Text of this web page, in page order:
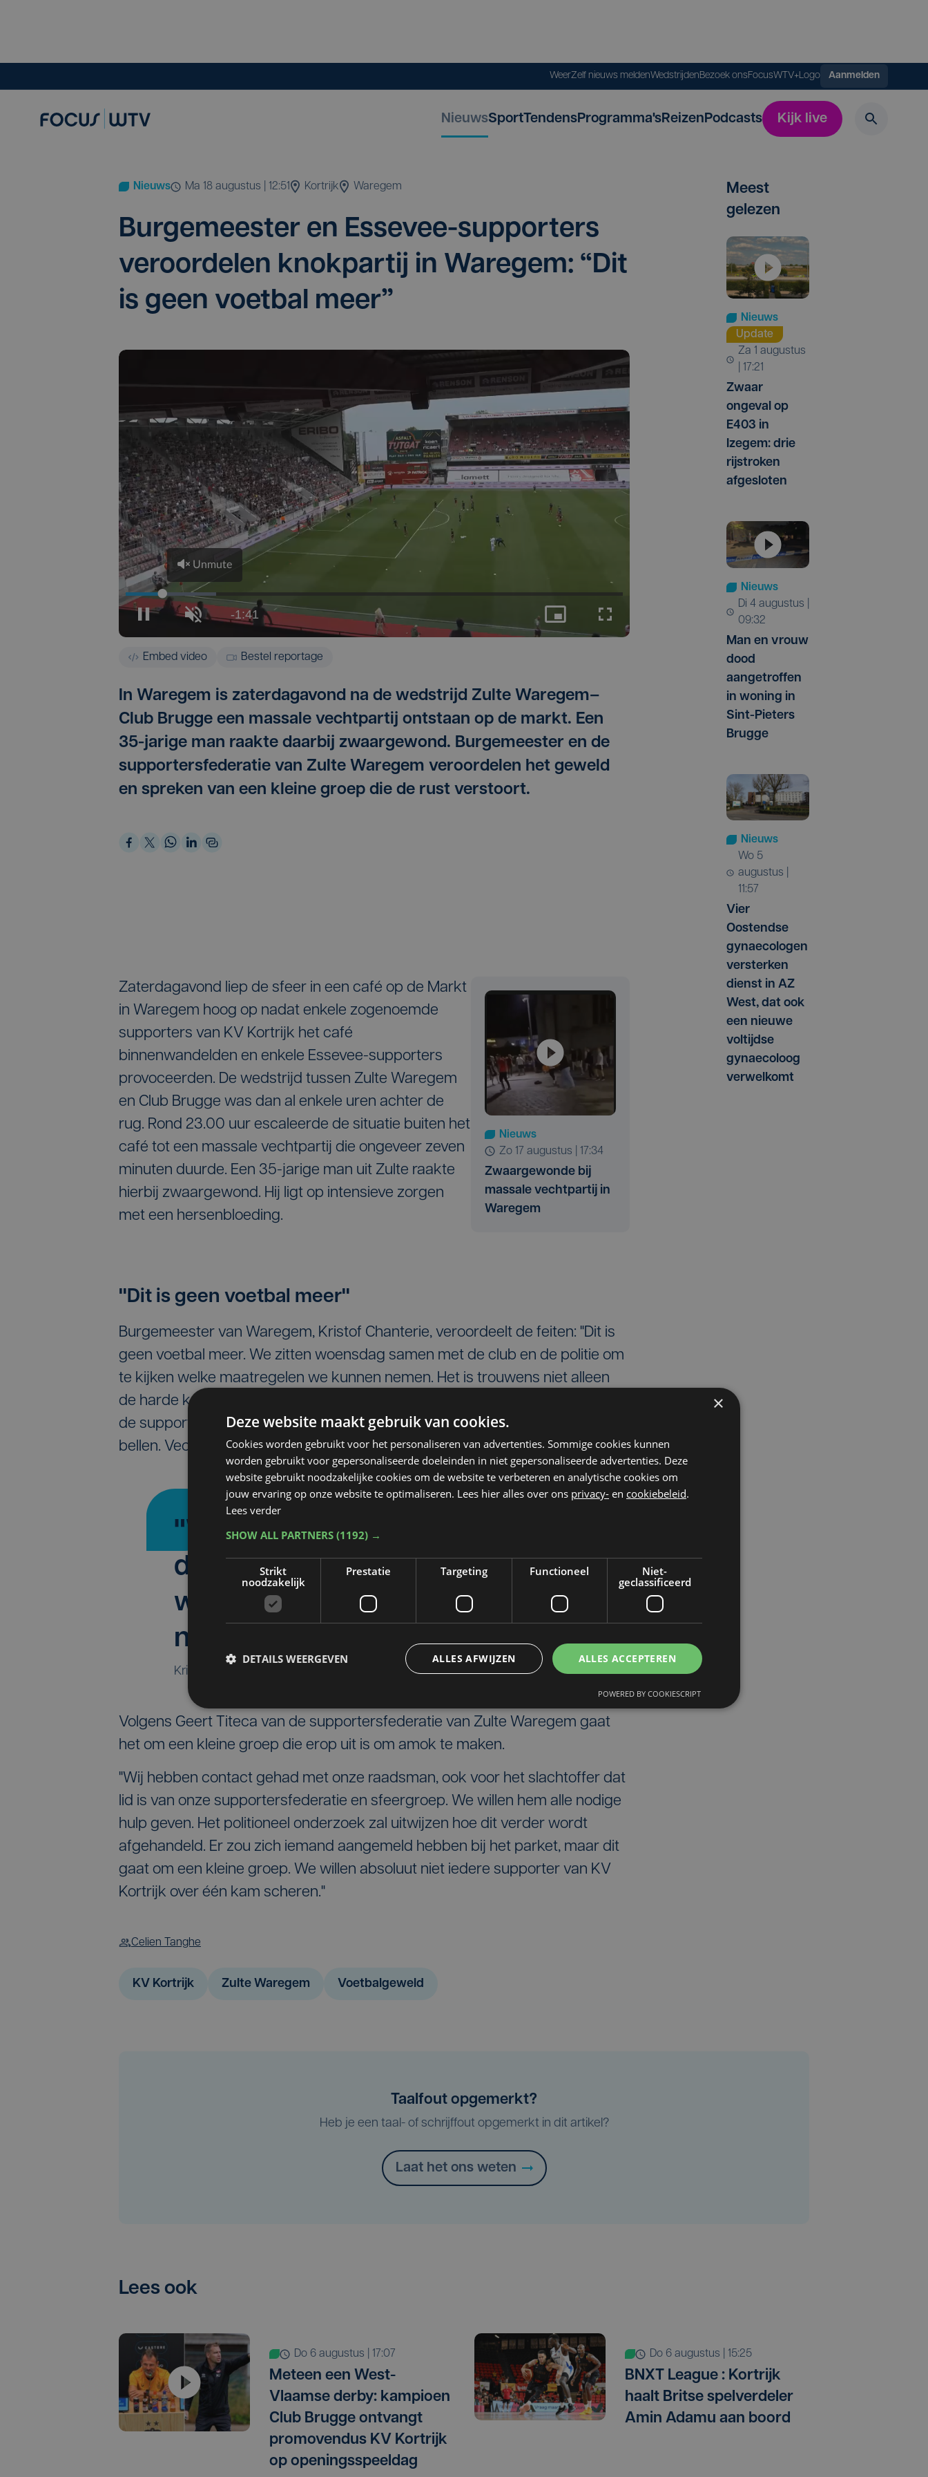
WeerZelf nieuws meldenWedstrijdenBezoek onsFocusWTV+Logo Aanmelden
NieuwsSportTendensProgramma'sReizenPodcasts Kijk live
Nieuws ma 18 augustus | 12:51 Kortrijk Waregem
Bur­ge­mees­ter en Esse­vee-sup­por­ters
ver­oor­de­len knok­par­tij in Ware­gem: “Dit
is geen voet­bal meer”
Embed video Bestel reportage
In Waregem is zaterdagavond na de wedstrijd Zulte Waregem–
Club Brugge een massale vechtpartij ontstaan op de markt. Een
35-jarige man raakte daarbij zwaargewond. Burgemeester en de
supportersfederatie van Zulte Waregem veroordelen het geweld
en spreken van een kleine groep die de rust verstoort.
Zaterdagavond liep de sfeer in een café op de Markt
in Waregem hoog op nadat enkele zogenoemde
supporters van KV Kortrijk het café
binnenwandelden en enkele Essevee-supporters
provoceerden. De wedstrijd tussen Zulte Waregem
en Club Brugge was dan al enkele uren achter de
rug. Rond 23.00 uur escaleerde de situatie buiten het
café tot een massale vechtpartij die ongeveer zeven
minuten duurde. Een 35-jarige man uit Zulte raakte
hierbij zwaargewond. Hij ligt op intensieve zorgen
met een hersenbloeding.
Nieuws
zo 17 augustus | 17:34
Zwaargewonde bij
massale vechtpartij in
Waregem
"Dit is geen voetbal meer"
Burgemeester van Waregem, Kristof Chanterie, veroordeelt de feiten: "Dit is
geen voetbal meer. We zitten woensdag samen met de club en de politie om
te kijken welke maatregelen we kunnen nemen. Het is trouwens niet alleen
de harde kern van KV Kortrijk die hier schuldig aan is. Zo hadden
de supporters van Essevee beter in het café kunnen blijven en de politie
bellen. Vechten op de markt kan niet."
"We zitten woensdag samen met
de club en de politie om te kijken
welke maatregelen we kunnen
nemen."
Kristof Chanterie, burgemeester Waregem
Volgens Geert Titeca van de supportersfederatie van Zulte Waregem gaat
het om een kleine groep die erop uit is om amok te maken.
"Wij hebben contact gehad met onze raadsman, ook voor het slachtoffer dat
lid is van onze supportersfederatie en sfeergroep. We willen hem alle nodige
hulp geven. Het politioneel onderzoek zal uitwijzen hoe dit verder wordt
afgehandeld. Er zou zich iemand aangemeld hebben bij het parket, maar dit
gaat om een kleine groep. We willen absoluut niet iedere supporter van KV
Kortrijk over één kam scheren."
Celien Tanghe
KV Kortrijk Zulte Waregem Voetbalgeweld
Meest
gelezen
Nieuws
Update
za 1 augustus
| 17:21
Zwaar
ongeval op
E403 in
Izegem: drie
rijstroken
afgesloten
Nieuws
di 4 augustus |
09:32
Man en vrouw
dood
aangetroffen
in woning in
Sint-Pieters
Brugge
Nieuws
wo 5
augustus |
11:57
Vier
Oostendse
gynaecologen
versterken
dienst in AZ
West, dat ook
een nieuwe
voltijdse
gynaecoloog
verwelkomt
Taalfout opgemerkt?
Heb je een taal- of schrijffout opgemerkt in dit artikel?
Laat het ons weten
Lees ook
do 6 augustus | 17:07
Meteen een West-
Vlaamse derby: kampioen
Club Brugge ontvangt
promovendus KV Kortrijk
op openingsspeeldag
do 6 augustus | 15:25
BNXT League : Kortrijk
haalt Britse spelverdeler
Amin Adamu aan boord
×
Deze website maakt gebruik van cookies.
Cookies worden gebruikt voor het personaliseren van advertenties. Sommige cookies kunnen
worden gebruikt voor gepersonaliseerde doeleinden in niet gepersonaliseerde advertenties. Deze
website gebruikt noodzakelijke cookies om de website te verbeteren en analytische cookies om
jouw ervaring op onze website te optimaliseren. Lees hier alles over ons privacy- en cookiebeleid.
Lees verder
SHOW ALL PARTNERS (1192) →
Strikt
noodzakelijk
Prestatie Targeting Functioneel
Niet-
geclassificeerd
ALLES ACCEPTEREN
ALLES AFWIJZEN
DETAILS WEERGEVEN
POWERED BY COOKIESCRIPT